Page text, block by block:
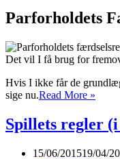
Parforholdets
Det vil I få brug for
Hvis I ikke får de
sige nu.Read More »
man
ikke
tror
Spillets regler
15/06/201519/04/